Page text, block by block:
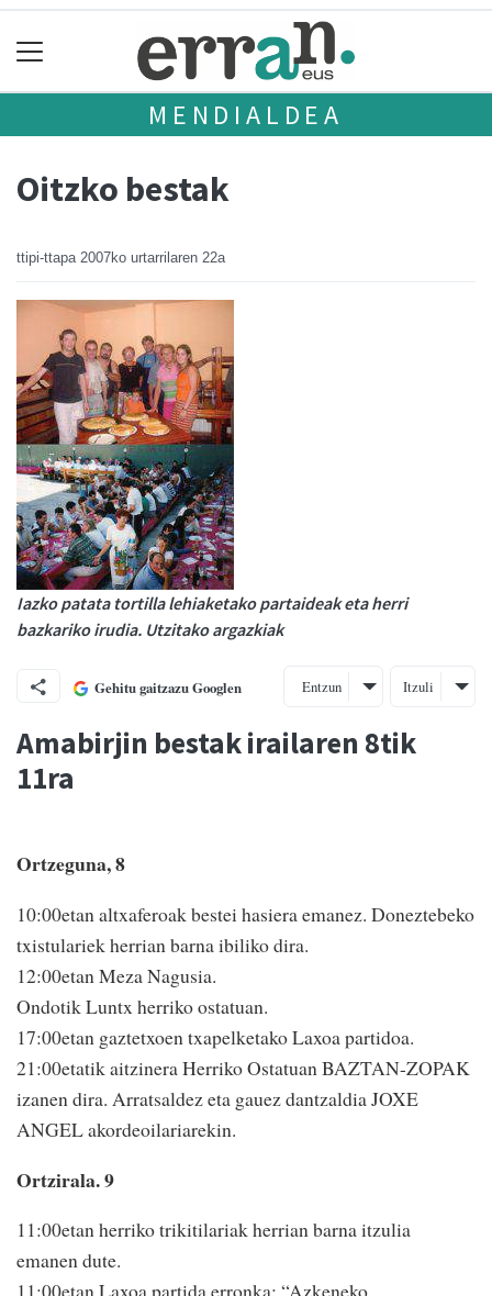
MENDIALDEA
Oitzko bestak
ttipi-ttapa 2007ko urtarrilaren 22a
Iazko patata tortilla lehiaketako partaideak eta herri
bazkariko irudia. Utzitako argazkiak
Gehitu gaitzazu Googlen Entzun Itzuli
Amabirjin bestak irailaren 8tik
11ra
Ortzeguna, 8
10:00etan altxaferoak bestei hasiera emanez. Doneztebeko
txistulariek herrian barna ibiliko dira.
12:00etan Meza Nagusia.
Ondotik Luntx herriko ostatuan.
17:00etan gaztetxoen txapelketako Laxoa partidoa.
21:00etatik aitzinera Herriko Ostatuan BAZTAN-ZOPAK
izanen dira. Arratsaldez eta gauez dantzaldia JOXE
ANGEL akordeoilariarekin.
Ortzirala. 9
11:00etan herriko trikitilariak herrian barna itzulia
emanen dute.
11:00etan Laxoa partida erronka: “Azkeneko